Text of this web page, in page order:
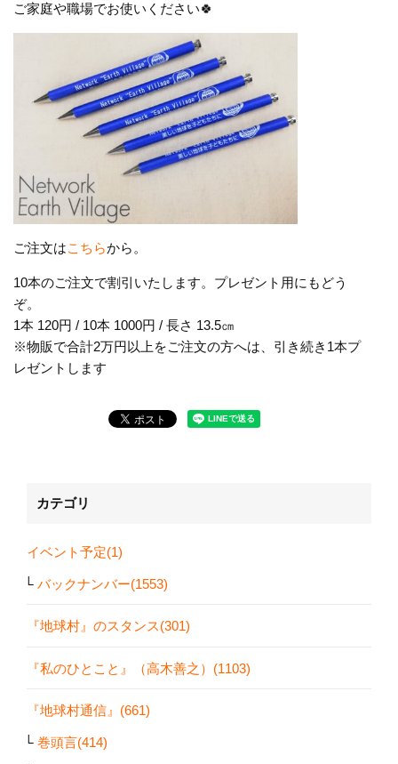
ご家庭や職場でお使いください🍀
ご注文はこちらから。
10本のご注文で割引いたします。プレゼント用にもどう
ぞ。
1本 120円 / 10本 1000円 / 長さ 13.5㎝
※物販で合計2万円以上をご注文の方へは、引き続き1本プ
レゼントします
カテゴリ
イベント予定(1)
バックナンバー(1553)
『地球村』のスタンス(301)
『私のひとこと』（高木善之）(1103)
『地球村通信』(661)
巻頭言(414)